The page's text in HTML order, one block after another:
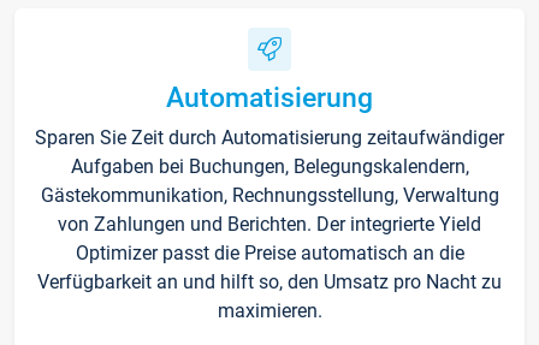
Automatisierung
Sparen Sie Zeit durch Automatisierung zeitaufwändiger
Aufgaben bei Buchungen, Belegungskalendern,
Gästekommunikation, Rechnungsstellung, Verwaltung
von Zahlungen und Berichten. Der integrierte Yield
Optimizer passt die Preise automatisch an die
Verfügbarkeit an und hilft so, den Umsatz pro Nacht zu
maximieren.